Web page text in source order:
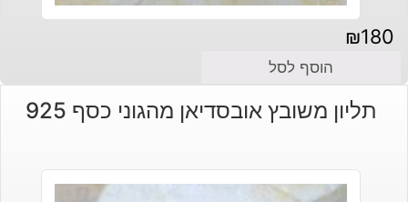
₪180
הוסף לסל
תליון משובץ אובסדיאן מהגוני כסף 925